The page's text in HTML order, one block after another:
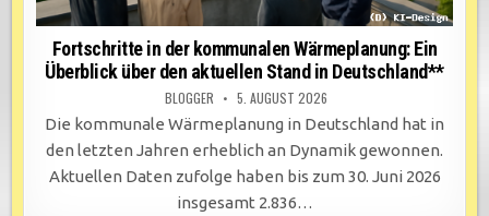
Fortschritte in der kommunalen Wärmeplanung: Ein
Überblick über den aktuellen Stand in Deutschland**
BLOGGER
5. AUGUST 2026
Die kommunale Wärmeplanung in Deutschland hat in
den letzten Jahren erheblich an Dynamik gewonnen.
Aktuellen Daten zufolge haben bis zum 30. Juni 2026
insgesamt 2.836…